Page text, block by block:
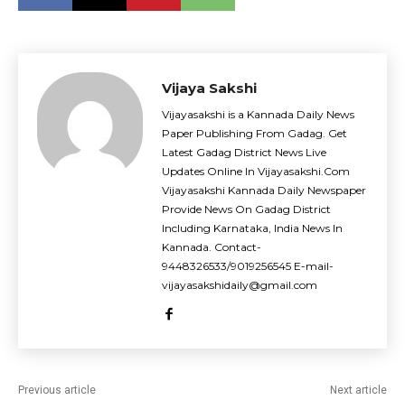
Vijaya Sakshi
Vijayasakshi is a Kannada Daily News
Paper Publishing From Gadag. Get
Latest Gadag District News Live
Updates Online In Vijayasakshi.Com
Vijayasakshi Kannada Daily Newspaper
Provide News On Gadag District
Including Karnataka, India News In
Kannada. Contact-
9448326533/9019256545 E-mail-
vijayasakshidaily@gmail.com
Previous article Next article